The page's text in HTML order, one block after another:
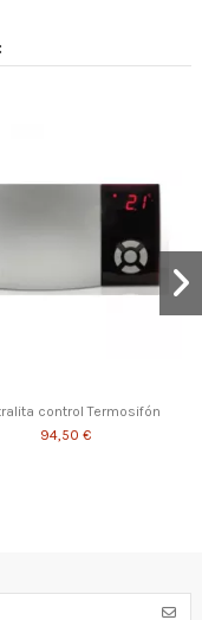
control Termosifón
94,50 €